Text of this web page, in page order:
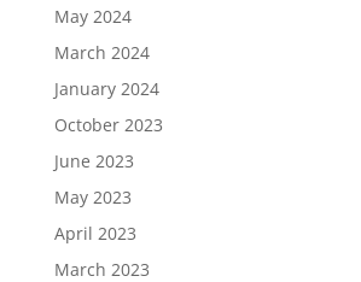
May 2024
March 2024
January 2024
October 2023
June 2023
May 2023
April 2023
March 2023